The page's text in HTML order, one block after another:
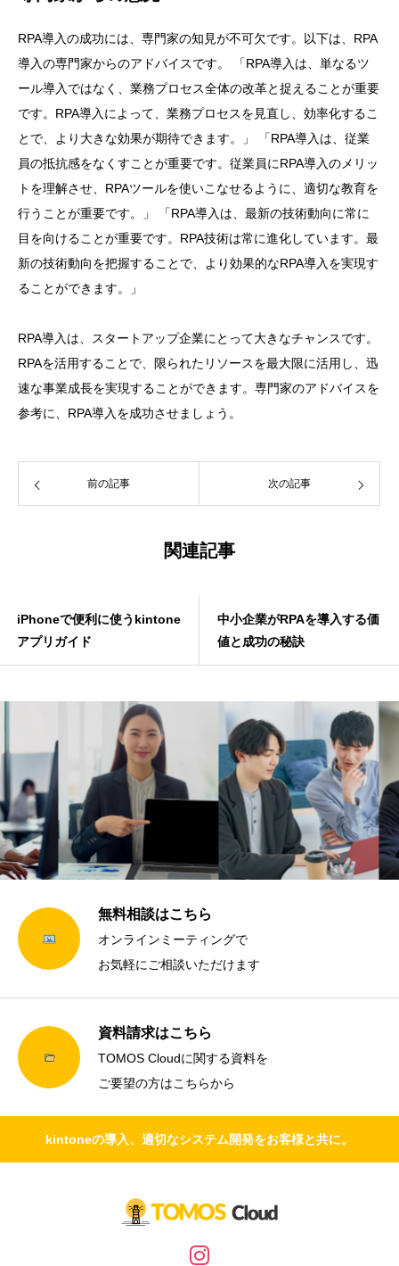
RPA導入の成功には、専門家の知見が不可欠です。以下は、RPA
導入の専門家からのアドバイスです。 「RPA導入は、単なるツ
ール導入ではなく、業務プロセス全体の改革と捉えることが重要
です。RPA導入によって、業務プロセスを見直し、効率化するこ
とで、より大きな効果が期待できます。」 「RPA導入は、従業
員の抵抗感をなくすことが重要です。従業員にRPA導入のメリッ
トを理解させ、RPAツールを使いこなせるように、適切な教育を
行うことが重要です。」 「RPA導入は、最新の技術動向に常に
目を向けることが重要です。RPA技術は常に進化しています。最
新の技術動向を把握することで、より効果的なRPA導入を実現す
ることができます。」
RPA導入は、スタートアップ企業にとって大きなチャンスです。
RPAを活用することで、限られたリソースを最大限に活用し、迅
速な事業成長を実現することができます。専門家のアドバイスを
参考に、RPA導入を成功させましょう。
前の記事 次の記事
関連記事
iPhoneで便利に使うkintone
アプリガイド
中小企業がRPAを導入する価
値と成功の秘訣
無料相談はこちら
オンラインミーティングで
お気軽にご相談いただけます
資料請求はこちら
TOMOS Cloudに関する資料を
ご要望の方はこちらから
kintoneの導入、適切なシステム開発をお客様と共に。